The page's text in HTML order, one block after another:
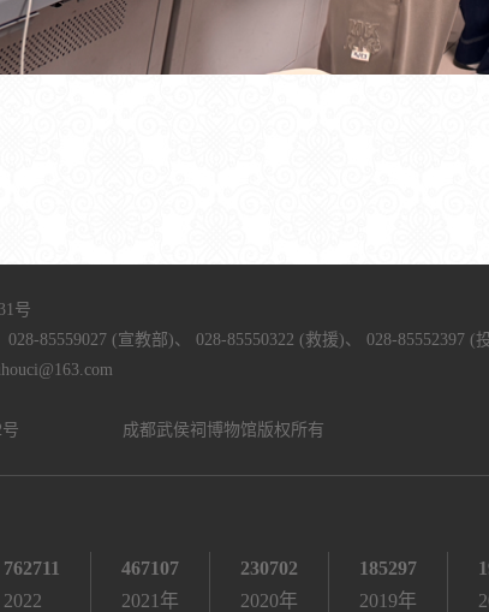
号
028-85559027 (宣教部)、 028-85550322 (救援)、 028-85552397 (
成都武侯祠博物馆版权所有
762711
2022
467107
2021年
230702
2020年
185297
2019年